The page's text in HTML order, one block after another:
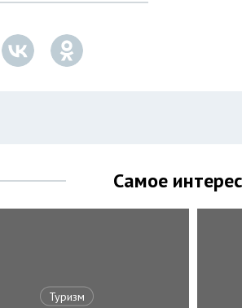
Самое
Туризм